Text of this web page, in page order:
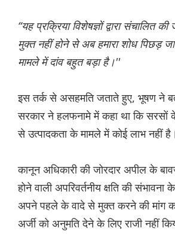
“यह प्रक्रिया विशेषज्ञों द्वारा संचालित
मुक्त नहीं होने से अब हमारा शोध पिछड़
मामले में दांव बहुत बड़ा है।''
इस तर्क से असहमति जताते हुए, भूषण ने
सरकार ने हलफनामे में कहा था कि सरसों
से उत्पादकता के मामले में कोई लाभ नहीं है।
कानून अधिकारी की जोरदार अपील के
होने वाली अपरिवर्तनीय क्षति की संभावना
अपने पहले के वादे से मुक्त करने की मांग
अर्जी को अनुमति देने के लिए राजी नहीं